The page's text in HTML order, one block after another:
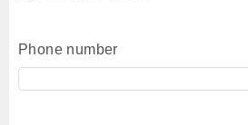
Phone number